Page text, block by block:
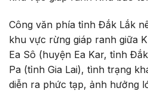
Công văn phía tỉnh Đắk Lắk
khu vực rừng giáp ranh giữa
Ea Sô (huyện Ea Kar, tỉnh
Pa (tỉnh Gia Lai), tình trạng
diễn ra phức tạp, ảnh hưởng